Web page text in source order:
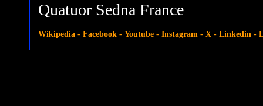
Quatuor Sedna France
Wikipedia - Facebook - Youtube - Instagram - X - Linkedin -